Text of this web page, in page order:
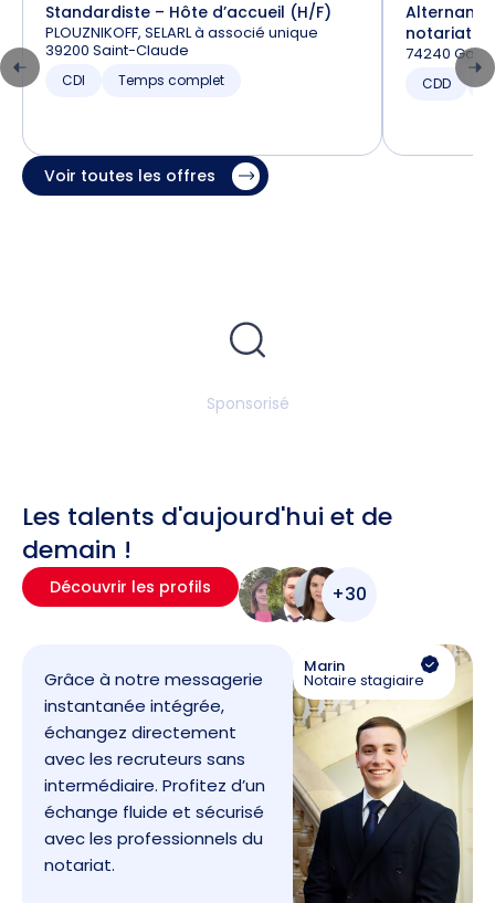
Standardiste – Hôte d’accueil (H/F)
PLOUZNIKOFF, SELARL à associé unique
39200 Saint-Claude
CDI Temps complet
notariat
74240
CDD
Voir toutes les offres
Sponsorisé
Les talents d'aujourd'hui et de
demain !
Découvrir les profils +30
Grâce à notre messagerie
instantanée intégrée,
échangez directement
avec les recruteurs sans
intermédiaire. Profitez d’un
échange fluide et sécurisé
avec les professionnels du
notariat.
Marin
Notaire stagiaire